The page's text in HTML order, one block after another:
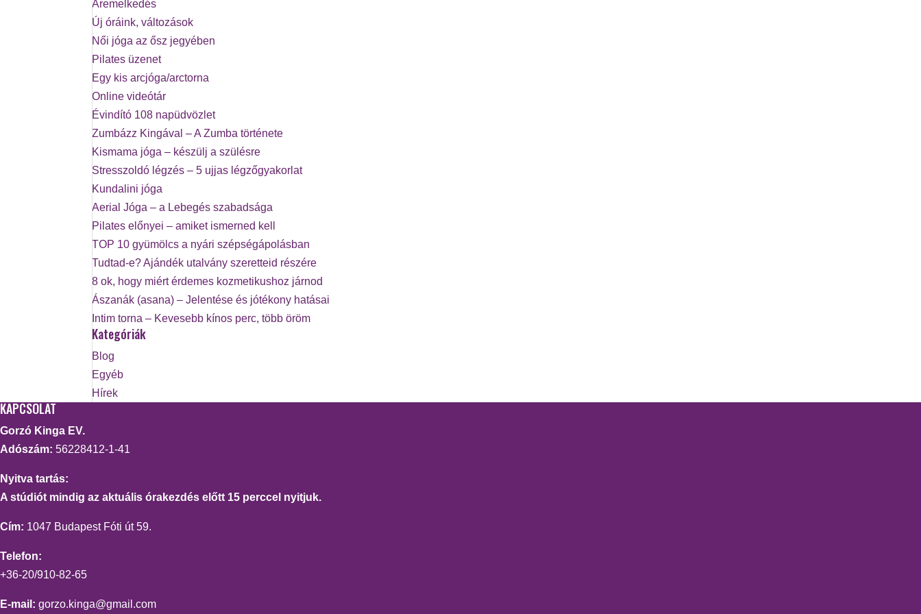
Áremelkedés
Új óráink, változások
Női jóga az ősz jegyében
Pilates üzenet
Egy kis arcjóga/arctorna
Online videótár
Évindító 108 napüdvözlet
Zumbázz Kingával – A Zumba története
Kismama jóga – készülj a szülésre
Stresszoldó légzés – 5 ujjas légzőgyakorlat
Kundalini jóga
Aerial Jóga – a Lebegés szabadsága
Pilates előnyei – amiket ismerned kell
TOP 10 gyümölcs a nyári szépségápolásban
Tudtad-e? Ajándék utalvány szeretteid részére
8 ok, hogy miért érdemes kozmetikushoz járnod
Ászanák (asana) – Jelentése és jótékony hatásai
Intim torna – Kevesebb kínos perc, több öröm
Kategóriák
Blog
Egyéb
Hírek
KAPCSOLAT
Gorzó Kinga EV.
Adószám: 56228412-1-41
Nyitva tartás:
A stúdiót mindig az aktuális órakezdés előtt 15 perccel nyitjuk.
Cím: 1047 Budapest Fóti út 59.
Telefon:
+36-20/910-82-65
E-mail: gorzo.kinga@gmail.com